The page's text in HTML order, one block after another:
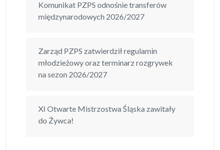
Komunikat PZPS odnośnie transferów
międzynarodowych 2026/2027
Zarząd PZPS zatwierdził regulamin
młodzieżowy oraz terminarz rozgrywek
na sezon 2026/2027
XI Otwarte Mistrzostwa Śląska zawitały
do Żywca!